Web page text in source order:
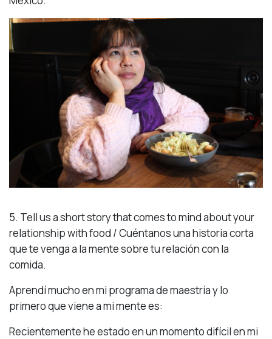
5. Tell us a short story that comes to mind about your
relationship with food / Cuéntanos una historia corta
que te venga a la mente sobre tu relación con la
comida.
Aprendí mucho en mi programa de maestría y lo
primero que viene a mi mente es:
Recientemente he estado en un momento difícil en mi